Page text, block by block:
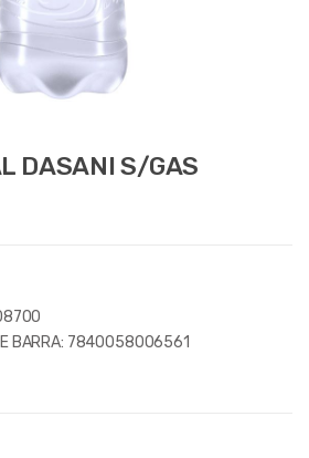
DASANI S/GAS
BARRA: 7840058006561